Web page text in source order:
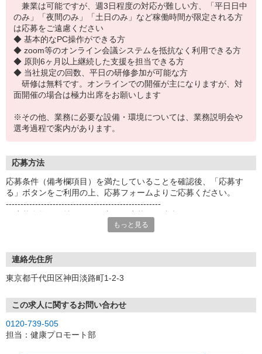
兼業は可能ですが、週3日程度の対応が難しい方、「平日日中
のみ」「夜間のみ」「土日のみ」など稼働時間が限定される方
は応募をご遠慮ください
◆ 基本的なPC操作ができる方
◆ zoom等のオンライン会議システムを抵抗なく利用できる方
◆ 原則6ヶ月以上継続した支援を担当できる方
◆ 当社規定の回数、平日の研修参加が可能な方
研修は無料です。オンラインでの開催が主になりますが、対
面開催の場合は極力出席をお願いします
※その他、業務に必要な設備・環境については、業務説明会や
選考過程で案内があります。
応募方法
応募条件（備考欄項目）を満たしていることを確認後、「応募す
る」ボタンをご利用の上、応募フォームよりご応募ください。
-----------------------------------------------------
-----------------------------------------------------
[1]応募ボタンよりエントリー
のご説明
[4]Web面接（PC・スマートフォンによるオンライン面接）
[5]保健指導相談員登録
[6]新人研修（オンライン研修や集合・個別研修、自己学習）
[7]お仕事開始
もっと見る
連絡先住所
東京都千代田区神田淡路町1-2-3
この求人に関するお問い合わせ
0120-739-505
担当：健康プロモート部